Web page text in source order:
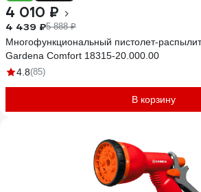
4 010 ₽
4 439 ₽5 888 ₽
Многофункциональный пистолет-
Gardena Comfort 18315-20.000.00
4.8(85)
В корзину